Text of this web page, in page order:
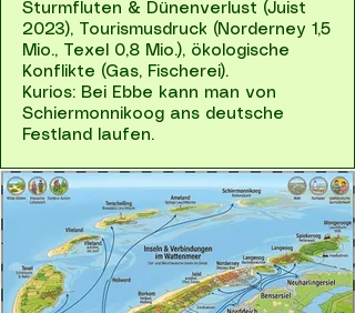
Sturmfluten & Dünenverlust (Juist
2023), Tourismusdruck (Norderney 1,5
Mio., Texel 0,8 Mio.), ökologische
Konflikte (Gas, Fischerei).
Kurios: Bei Ebbe kann man von
Schiermonnikoog ans deutsche
Festland laufen.